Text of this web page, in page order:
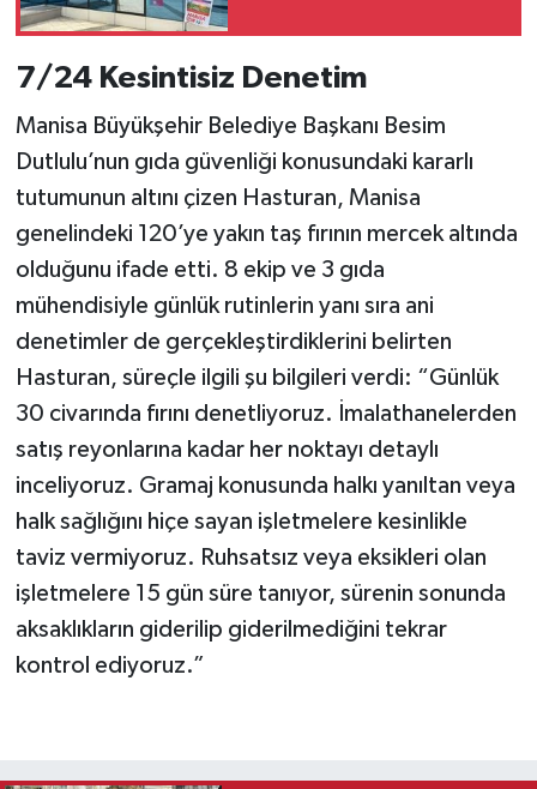
7/24 Kesintisiz Denetim
Manisa Büyükşehir Belediye Başkanı Besim
Dutlulu’nun gıda güvenliği konusundaki kararlı
tutumunun altını çizen Hasturan, Manisa
genelindeki 120’ye yakın taş fırının mercek altında
olduğunu ifade etti. 8 ekip ve 3 gıda
mühendisiyle günlük rutinlerin yanı sıra ani
denetimler de gerçekleştirdiklerini belirten
Hasturan, süreçle ilgili şu bilgileri verdi: “Günlük
30 civarında fırını denetliyoruz. İmalathanelerden
satış reyonlarına kadar her noktayı detaylı
inceliyoruz. Gramaj konusunda halkı yanıltan veya
halk sağlığını hiçe sayan işletmelere kesinlikle
taviz vermiyoruz. Ruhsatsız veya eksikleri olan
işletmelere 15 gün süre tanıyor, sürenin sonunda
aksaklıkların giderilip giderilmediğini tekrar
kontrol ediyoruz.”